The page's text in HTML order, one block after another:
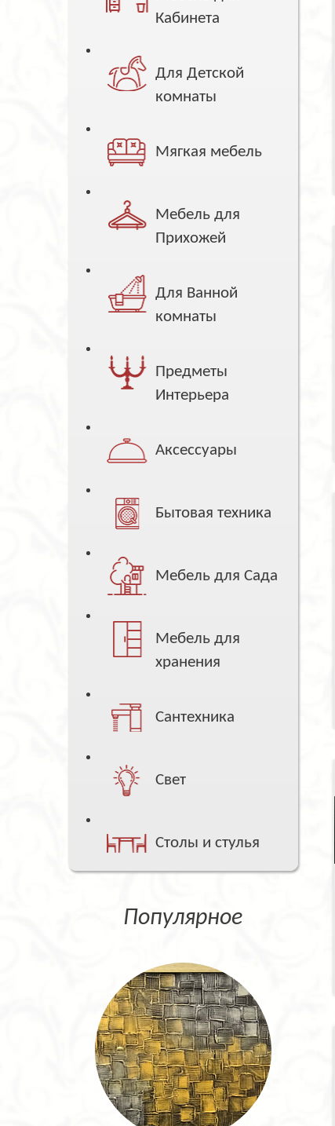
Кабинета
Для Детской
комнаты
Мягкая мебель
Мебель для
Прихожей
Для Ванной
комнаты
Предметы
Интерьера
Аксессуары
Бытовая техника
Мебель для Сада
Мебель для
хранения
Сантехника
Свет
Столы и стулья
Популярное